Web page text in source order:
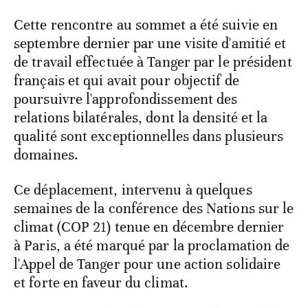
Cette rencontre au sommet a été suivie en
septembre dernier par une visite d'amitié et
de travail effectuée à Tanger par le président
français et qui avait pour objectif de
poursuivre l'approfondissement des
relations bilatérales, dont la densité et la
qualité sont exceptionnelles dans plusieurs
domaines.
Ce déplacement, intervenu à quelques
semaines de la conférence des Nations sur le
climat (COP 21) tenue en décembre dernier
à Paris, a été marqué par la proclamation de
l'Appel de Tanger pour une action solidaire
et forte en faveur du climat.